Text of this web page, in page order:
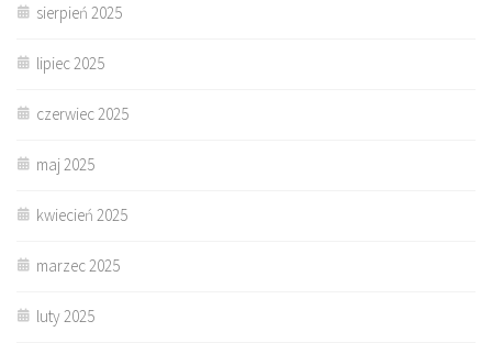
sierpień 2025
lipiec 2025
czerwiec 2025
maj 2025
kwiecień 2025
marzec 2025
luty 2025